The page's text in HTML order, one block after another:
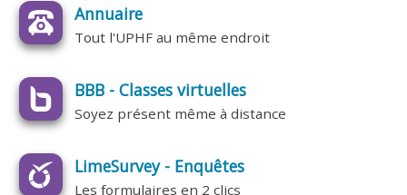
Annuaire
Tout l'UPHF au même endroit
BBB - Classes virtuelles
Soyez présent même à distance
LimeSurvey - Enquêtes
Les formulaires en 2 clics